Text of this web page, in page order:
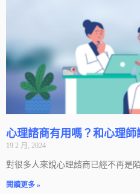
心理諮商有用嗎？和心理師
19 2 月, 2024
對很多人來說心理諮商已經不再是
閱讀更多 »